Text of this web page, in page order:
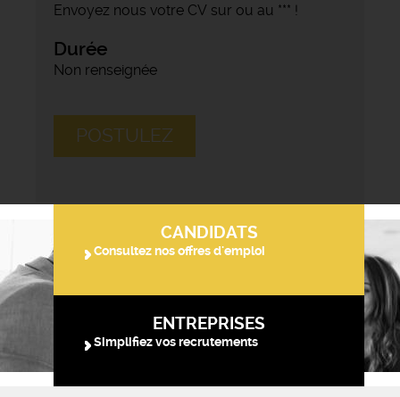
Envoyez nous votre CV sur ou au *** !
Durée
Non renseignée
POSTULEZ
CANDIDATS
Consultez nos offres d'emploi
ENTREPRISES
Simplifiez vos recrutements